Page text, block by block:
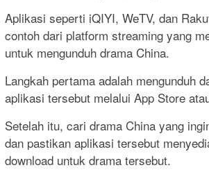
Aplikasi seperti iQIYI, WeTV, dan
contoh dari platform streaming yang
untuk mengunduh drama China.
Langkah pertama adalah mengunduh
aplikasi tersebut melalui App Store
Setelah itu, cari drama China yang
dan pastikan aplikasi tersebut
download untuk drama tersebut.